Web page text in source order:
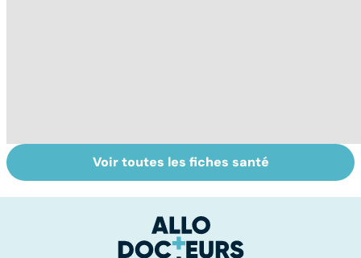
Le magnésium,
un oligo-élément
Sels minéraux,
oligo-éléments :
Voir toutes les fiches santé